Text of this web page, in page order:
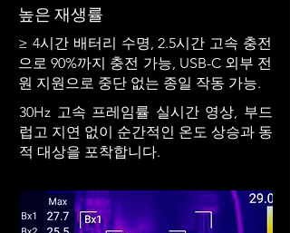
높은 재생률
≥ 4시간 배터리 수명, 2.5시간 고속 충전
으로 90%까지 충전 가능, USB-C 외부 전
원 지원으로 중단 없는 종일 작동 가능.
30Hz 고속 프레임률 실시간 영상, 부드
럽고 지연 없이 순간적인 온도 상승과 동
적 대상을 포착합니다.